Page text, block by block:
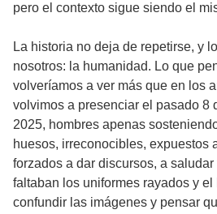
pero el contexto sigue siendo el
La historia no deja de repetirse, y
nosotros: la humanidad. Lo que
volveríamos a ver más que en los
volvimos a presenciar el pasado 8
2025, hombres apenas
huesos, irreconocibles, expuestos
forzados a dar discursos, a
faltaban los uniformes rayados y
confundir las imágenes y pensar